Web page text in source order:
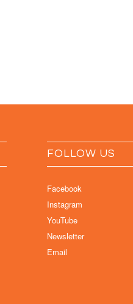
FOLLOW US
Facebook
Instagram
YouTube
Newsletter
Email